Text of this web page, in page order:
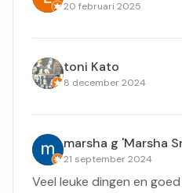
20 februari 2025
toni Kato
8 december 2024
marsha g 'Marsha
21 september 2024
Veel leuke dingen en